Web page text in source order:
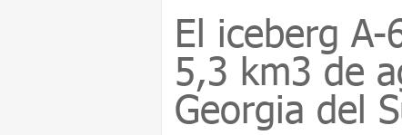
El iceberg
5,3 km3 de
Georgia del